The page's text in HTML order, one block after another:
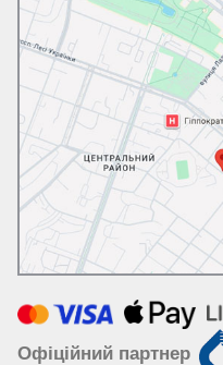
Офіційний партнер